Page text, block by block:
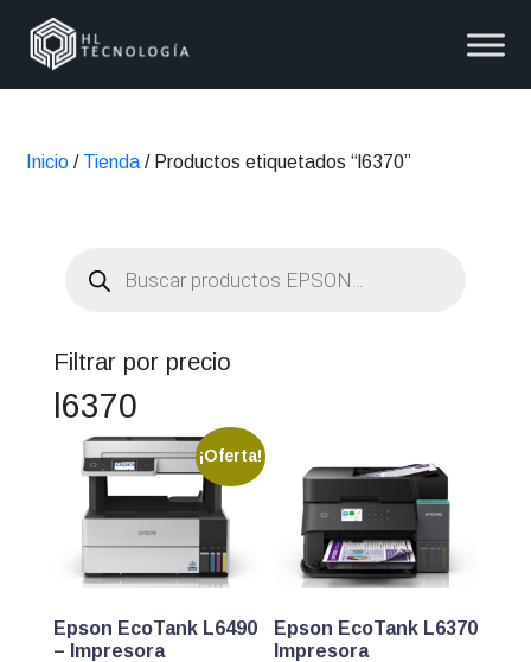
Inicio / Tienda / Productos etiquetados “l6370”
productos
Filtrar por precio
l6370
¡Oferta!
Epson EcoTank L6490
– Impresora
Epson EcoTank L6370
Impresora